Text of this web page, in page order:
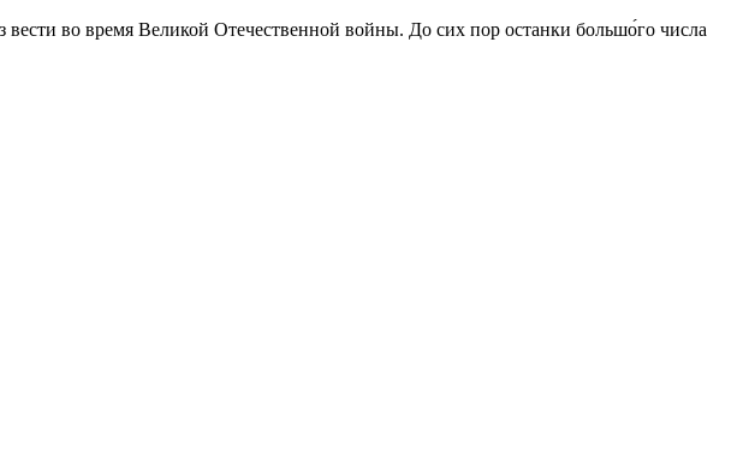
вести во время Великой Отечественной войны. До сих пор останки большо́го числа